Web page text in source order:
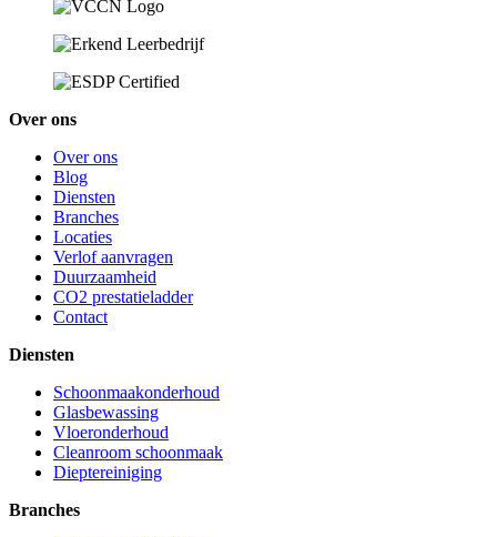
Over ons
Over ons
Blog
Diensten
Branches
Locaties
Verlof aanvragen
Duurzaamheid
CO2 prestatieladder
Contact
Diensten
Schoonmaakonderhoud
Glasbewassing
Vloeronderhoud
Cleanroom schoonmaak
Dieptereiniging
Branches